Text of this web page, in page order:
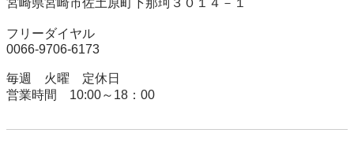
宮崎県宮崎市佐土原町下那珂３０１４－１
フリーダイヤル
0066-9706-6173
毎週　火曜　定休日
営業時間　10:00～18：00